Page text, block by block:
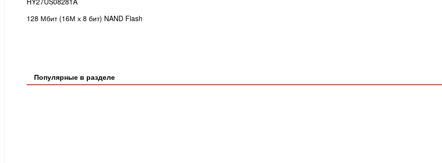
128 Мбит (16М х 8 бит) NAND Flash
Популярные в разделе